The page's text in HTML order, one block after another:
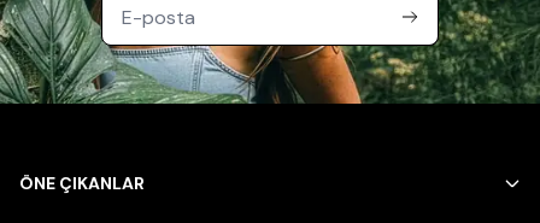
ÖNE ÇIKANLAR